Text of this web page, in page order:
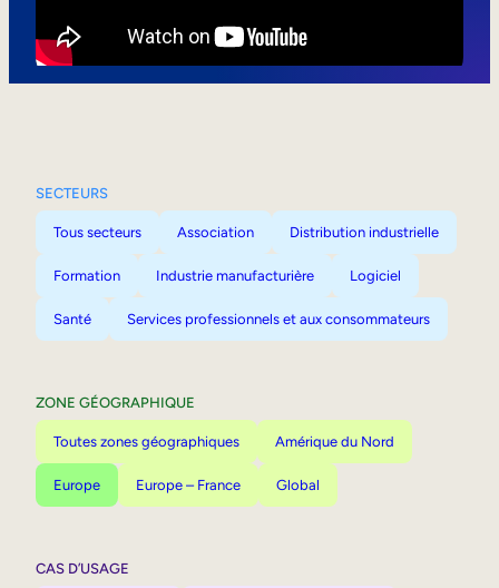
SECTEURS
Tous secteurs Association Distribution industrielle
Formation Industrie manufacturière Logiciel
Santé Services professionnels et aux consommateurs
ZONE GÉOGRAPHIQUE
Toutes zones géographiques Amérique du Nord
Europe Europe – France Global
CAS D’USAGE